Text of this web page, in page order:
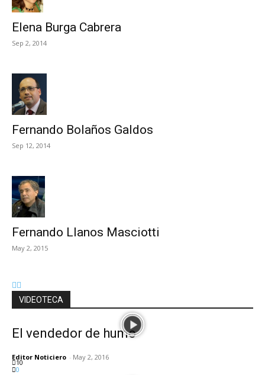
Elena Burga Cabrera
Sep 2, 2014
Fernando Bolaños Galdos
Sep 12, 2014
Fernando Llanos Masciotti
May 2, 2015
VIDEOTECA
El vendedor de humo
Editor Noticiero - May 2, 2016
10
0